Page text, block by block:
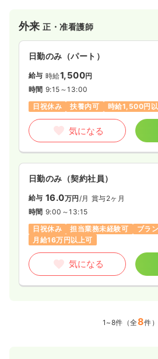
外来正・准看護師
日勤のみ（パート）
給与 時給1,500円
時間 9:15～13:00
日祝休み
扶養内可 時給1,500円
気になる
日勤のみ（契約社員）
給与 16.0万円/月 賞与2ヶ月
時間 9:00～13:15
日祝休み
担当業務未経験可
ブラ
月給16万円以上可
気になる
1~8件（全8件）